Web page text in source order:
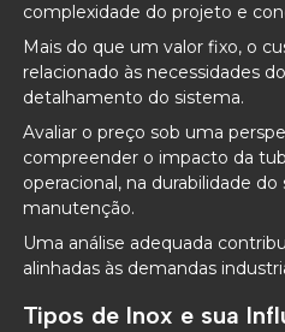
complexidade do projeto e
Mais do que um valor fixo, o
relacionado às necessidades
detalhamento do sistema.
Avaliar o preço sob uma
compreender o impacto da
operacional, na durabilidade
manutenção.
Uma análise adequada
alinhadas às demandas
Tipos de Inox e sua